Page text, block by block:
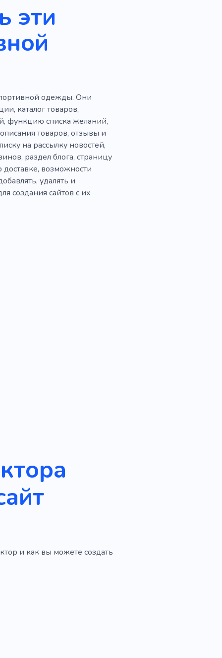
эти
одежды. Они
каталог товаров,
функцию списка желаний,
товаров, отзывы и
на рассылку новостей,
раздел блога, страницу
возможности
удалять и
создания сайтов с их
и как вы можете создать